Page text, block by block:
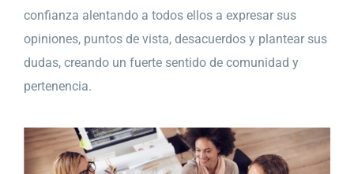
confianza alentando a todos ellos a expresar sus
opiniones, puntos de vista, desacuerdos y plantear sus
dudas, creando un fuerte sentido de comunidad y
pertenencia.